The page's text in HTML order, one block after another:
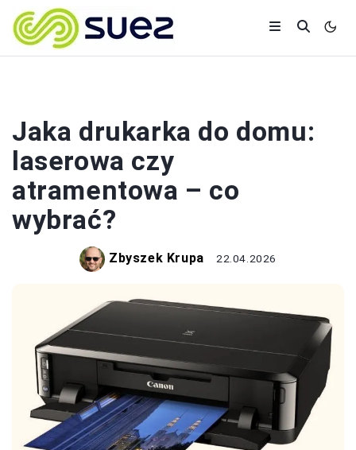
Jaka drukarka do domu:
laserowa czy
atramentowa – co
wybrać?
Zbyszek Krupa 22.04.2026